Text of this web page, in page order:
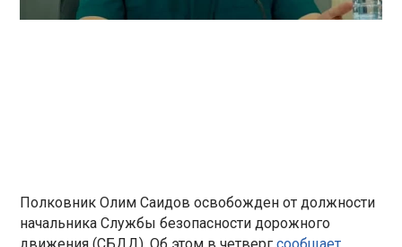
Полковник Олим Саидов освобожден от должности
начальника Службы безопасности дорожного